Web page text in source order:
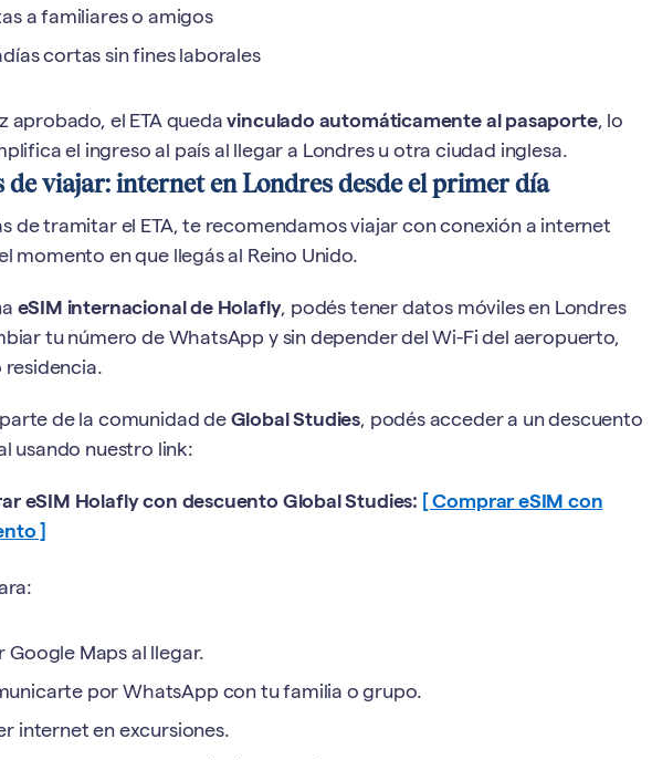
a familiares o amigos
cortas sin fines laborales
aprobado, el ETA quedavinculado automáticamente al pasaporte, lo
el ingreso al país al llegar a Londres u otra ciudad inglesa.
de viajar: internet en Londres desde el primer día
de tramitar el ETA, te recomendamos viajar con conexión a internet
momento en que llegás al Reino Unido.
eSIM internacional de Holafly, podés tener datos móviles en Londres
tu número de WhatsApp y sin depender del Wi-Fi del aeropuerto,
residencia.
de la comunidad de Global Studies, podés acceder a un descuento
usando nuestro link:
eSIM Holafly con descuento Global Studies:
[ Comprar eSIM con
]
Google Maps al llegar.
por WhatsApp con tu familia o grupo.
internet en excursiones.